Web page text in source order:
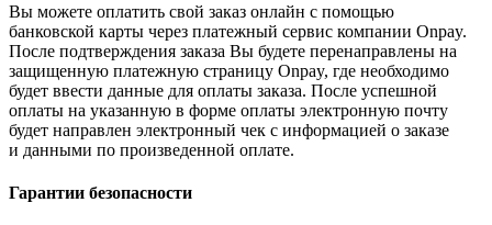
Вы можете оплатить свой заказ онлайн с помощью
банковской карты через платежный сервис компании Onpay.
После подтверждения заказа Вы будете перенаправлены на
защищенную платежную страницу Onpay, где необходимо
будет ввести данные для оплаты заказа. После успешной
оплаты на указанную в форме оплаты электронную почту
будет направлен электронный чек с информацией о заказе
и данными по произведенной оплате.
Гарантии безопасности